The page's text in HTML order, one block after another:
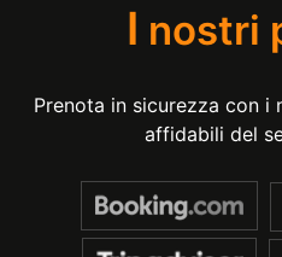
I nostri
Prenota in sicurezza con
affidabili del